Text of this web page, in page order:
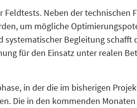
Neben der technischen
um mögliche
Begleitung schafft
für den Einsatz unter realen
in der die im bisherigen
Die in den kommenden